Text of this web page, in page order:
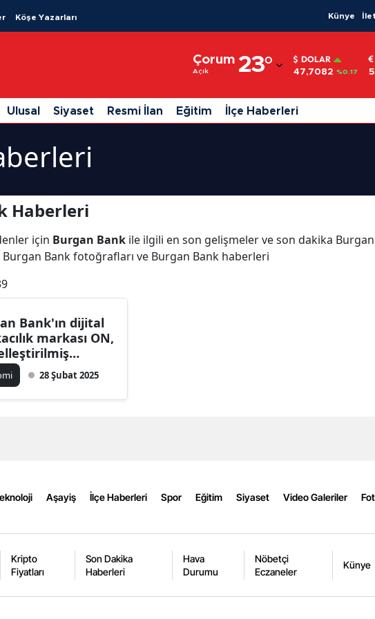
Köşe Yazarları Künye
Çorum
Açık 23°
Adıyaman
Afyonkarahisar
Ağrı
Artvin
Çanakkale
Denizli
DOLAR
47,7082 %0.17
Ulusal Siyaset Resmi İlan Eğitim İlçe Haberleri
Haberleri
için Burgan Bank ile ilgili en son gelişmeler ve son dakika
Bank fotoğrafları ve Burgan Bank haberleri
Bank'ın dijital
markası ON,
anlayışıyla
28 Şubat 2025
Aşayiş İlçe Haberleri Spor Eğitim Siyaset Video Galeriler
Kripto
Fiyatları
Son Dakika
Haberleri
Hava
Durumu
Nöbetçi
Eczaneler
Künye